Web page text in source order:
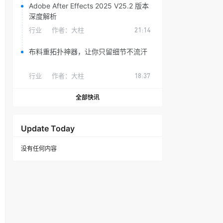
Adobe After Effects 2025 V25.2 版本
深度解析
行业 作者： 大柱 21:14
布料重拓扑神器，让你只留细节不流汗
行业 作者： 大柱 18:37
全部快讯
Update Today
没有任何内容